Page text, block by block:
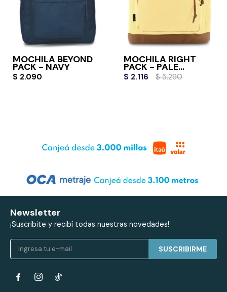
MOCHILA BEYOND
PACK - NAVY
$ 2.090
MOCHILA RIGHT
PACK - PALE
BANANA
$ 2.116 $ 5.290
Newsletter
¡Suscribite y recibí todas nuestras novedades!
SUSCRIBIRME
 